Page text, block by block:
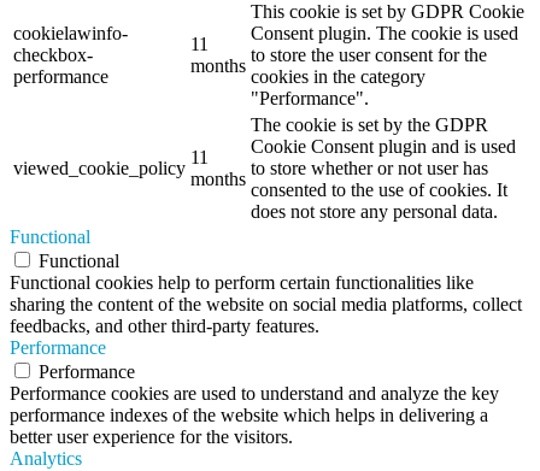
cookielawinfo-
checkbox-
performance
11
months
This cookie is set by GDPR Cookie
Consent plugin. The cookie is used
to store the user consent for the
cookies in the category
"Performance".
viewed_cookie_policy
11
months
The cookie is set by the GDPR
Cookie Consent plugin and is used
to store whether or not user has
consented to the use of cookies. It
does not store any personal data.
Functional
Functional
Functional cookies help to perform certain functionalities like
sharing the content of the website on social media platforms, collect
feedbacks, and other third-party features.
Performance
Performance
Performance cookies are used to understand and analyze the key
performance indexes of the website which helps in delivering a
better user experience for the visitors.
Analytics